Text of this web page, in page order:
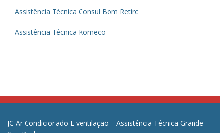
Assistência Técnica Consul Bom Retiro
Assistência Técnica Komeco
JC Ar Condicionado E ventilação – Assistência Técnica Grande